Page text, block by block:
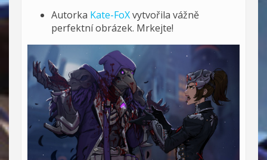
Autorka Kate-FoXvytvořila vážně
perfektní obrázek. Mrkejte!